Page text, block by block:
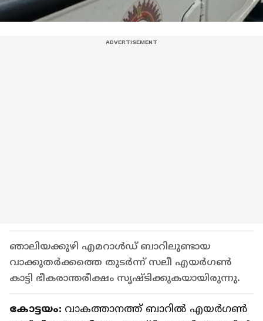
ഞാലിയക്കുഴി എമറാൾഡ് ബാറിലുണ്ടായ
വാക്കുതർക്കത്തെ തുടർന്ന് സലീ എയർഗൺ
കാട്ടി ഭീകരാന്തരീക്ഷം സൃഷ്ടിക്കുകയായിരുന്നു.
കോട്ടയം: വാകത്താനത്ത് ബാറിൽ എയർഗൺ